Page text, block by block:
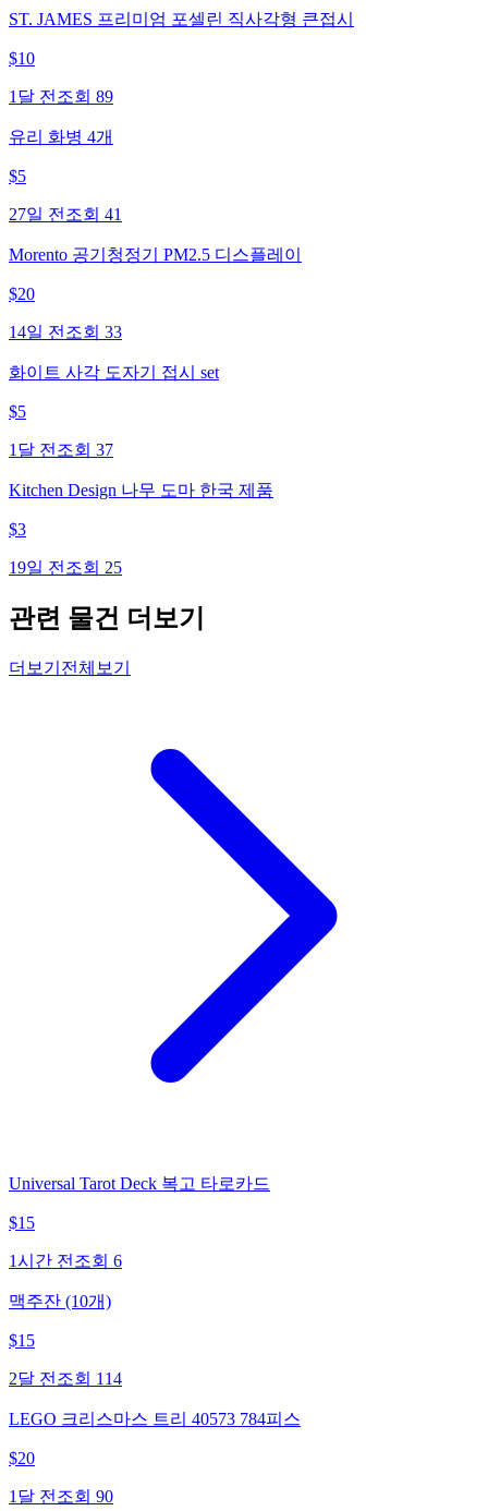
ST. JAMES 프리미엄 포셀린 직사각형 큰접시
$10
1달 전 조회 89
유리 화병 4개
$5
27일 전 조회 41
Morento 공기청정기 PM2.5 디스플레이
$20
14일 전 조회 33
화이트 사각 도자기 접시 set
$5
1달 전 조회 37
Kitchen Design 나무 도마 한국 제품
$3
19일 전 조회 25
관련 물건 더보기
더보기 전체보기
Universal Tarot Deck 복고 타로카드
$15
1시간 전 조회 6
맥주잔 (10개)
$15
2달 전 조회 114
LEGO 크리스마스 트리 40573 784피스
$20
1달 전 조회 90